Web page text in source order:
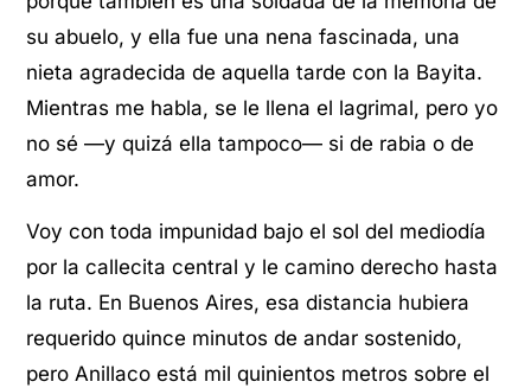
su abuelo, y ella fue una nena fascinada, una
nieta agradecida de aquella tarde con la Bayita.
Mientras me habla, se le llena el lagrimal, pero yo
no sé —y quizá ella tampoco— si de rabia o de
amor.
Voy con toda impunidad bajo el sol del mediodía
por la callecita central y le camino derecho hasta
la ruta. En Buenos Aires, esa distancia hubiera
requerido quince minutos de andar sostenido,
pero Anillaco está mil quinientos metros sobre el